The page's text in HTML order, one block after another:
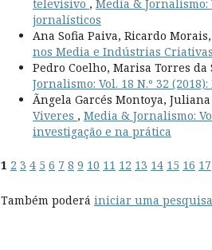
televisivo , Media & Jornalismo:
jornalísticos
Ana Sofia Paiva, Ricardo Morais,
nos Media e Indústrias
Pedro Coelho, Marisa Torres da
Jornalismo: Vol. 18 N.º 32
Ãngela Garcés Montoya,
Viveres , Media & Jornalismo:
investigação e na prática
1 2 3 4 5 6 7 8 9 10 11 12 13 14 15 16 17
Também poderá iniciar uma